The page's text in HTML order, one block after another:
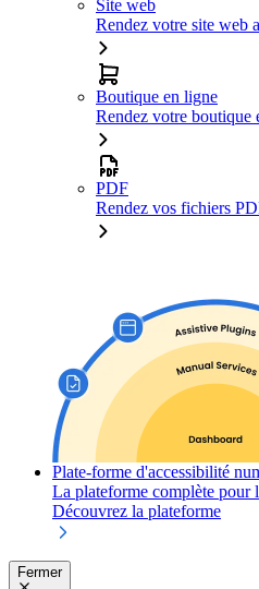
Site web
Rendez votre site web
Boutique en ligne
Rendez votre boutique
PDF
Rendez vos fichiers
Plate-forme d'accessibilité
La plateforme complète pour
Découvrez la plateforme
Fermer